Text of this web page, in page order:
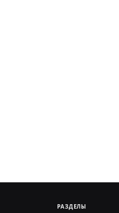
РАЗДЕЛЫ